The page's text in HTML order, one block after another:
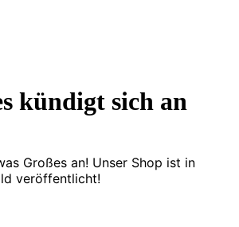
kündigt sich an
Großes an! Unser Shop ist in
veröffentlicht!